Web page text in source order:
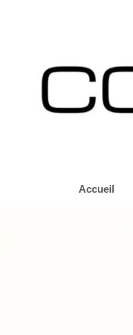
Accueil